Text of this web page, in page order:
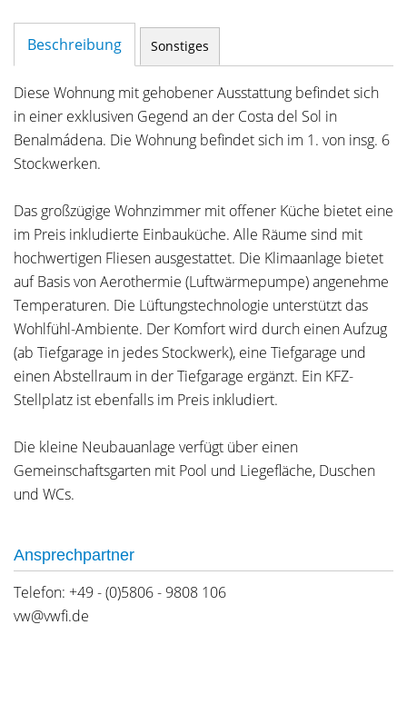
Beschreibung Sonstiges
Diese Wohnung mit gehobener Ausstattung befindet sich
in einer exklusiven Gegend an der Costa del Sol in
Benalmádena. Die Wohnung befindet sich im 1. von insg. 6
Stockwerken.
Das großzügige Wohnzimmer mit offener Küche bietet eine
im Preis inkludierte Einbauküche. Alle Räume sind mit
hochwertigen Fliesen ausgestattet. Die Klimaanlage bietet
auf Basis von Aerothermie (Luftwärmepumpe) angenehme
Temperaturen. Die Lüftungstechnologie unterstützt das
Wohlfühl-Ambiente. Der Komfort wird durch einen Aufzug
(ab Tiefgarage in jedes Stockwerk), eine Tiefgarage und
einen Abstellraum in der Tiefgarage ergänzt. Ein KFZ-
Stellplatz ist ebenfalls im Preis inkludiert.
Die kleine Neubauanlage verfügt über einen
Gemeinschaftsgarten mit Pool und Liegefläche, Duschen
und WCs.
Ansprechpartner
Telefon: +49 - (0)5806 - 9808 106
vw@vwfi.de